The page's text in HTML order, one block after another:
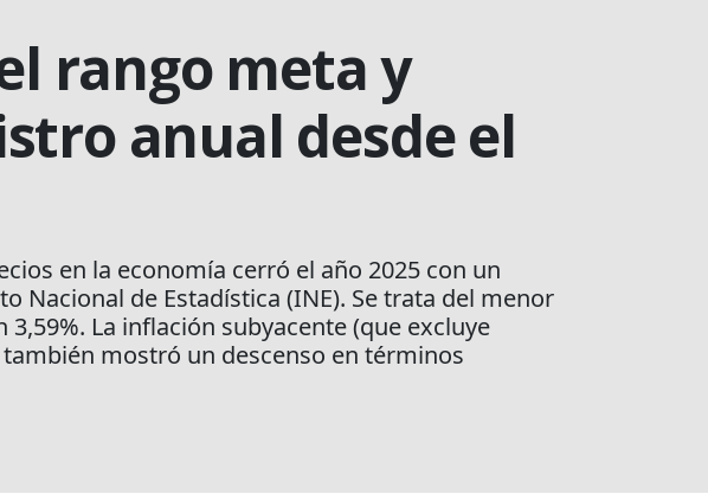
rango meta y
anual desde el
en la economía cerró el año 2025 con un
Nacional de Estadística (INE). Se trata del menor
La inflación subyacente (que excluye
mostró un descenso en términos